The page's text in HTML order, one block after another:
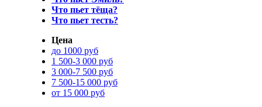
Что пьет тёща?
Что пьет тесть?
Цена
до 1000 руб
1 500-3 000 руб
3 000-7 500 руб
7 500-15 000 руб
от 15 000 руб